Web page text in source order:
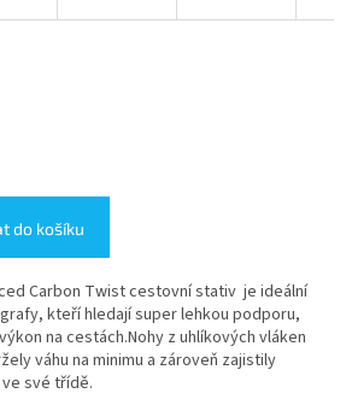
do košíku
Carbon Twist cestovní stativ je ideální
kteří hledají super lehkou podporu,
na cestách.Nohy z uhlíkových vláken
váhu na minimu a zároveň zajistily
své třídě.